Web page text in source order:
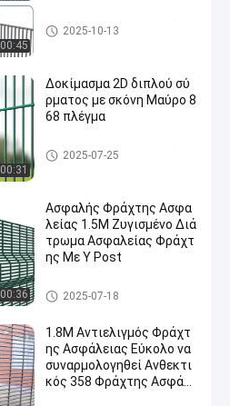
00:45
Φράχτης ασφαλείας κατά τη
ς αναρρίχησης
2025-10-13
00:31
Δοκίμασμα 2D διπλού σύ
ρματος με σκόνη Μαύρο 8
68 πλέγμα
Φράχτης ασφαλείας κατά τη
ς αναρρίχησης
2025-07-25
00:36
Ασφαλής Φράχτης Ασφα
λείας 1.5M Ζυγισμένο Διά
τρωμα Ασφαλείας Φράχτ
ης Με Y Post
Φράχτης ασφαλείας κατά τη
ς αναρρίχησης
2025-07-18
1.8M Αντιελιγμός Φράχτ
ης Ασφάλειας Εύκολο να
συναρμολογηθεί Ανθεκτι
κός 358 Φράχτης Ασφάλ